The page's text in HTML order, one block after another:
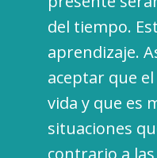
del tiempo.
aprendizaje.
aceptar que
vida y que es
situaciones
contrario a